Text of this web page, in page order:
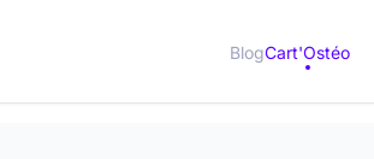
BlogCart'Ostéo